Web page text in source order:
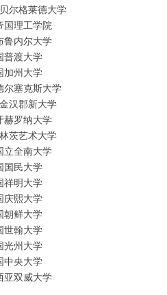
尔格莱德大学
国理工学院
鲁内尔大学
普渡大学
加州大学
尔塞克斯大学
汉郡新大学
赫罗纳大学
茨艺术大学
立全南大学
国民大学
祥明大学
庆熙大学
朝鲜大学
世翰大学
光州大学
中央大学
亚双威大学